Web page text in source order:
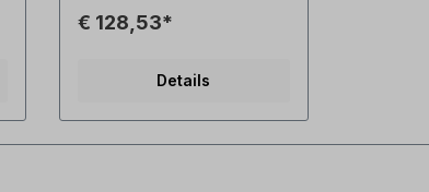
condensatieverwarmer
voorkomen ter voorkoming
€ 128,53*
Details